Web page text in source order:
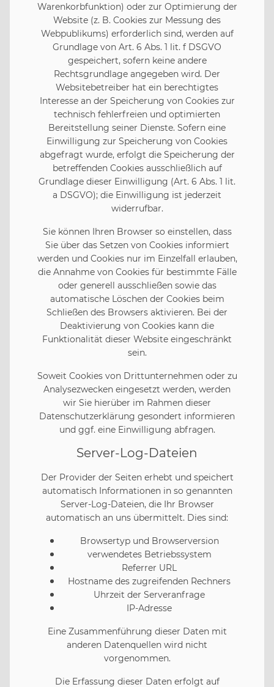
Warenkorbfunktion) oder zur Optimierung der
Website (z. B. Cookies zur Messung des
Webpublikums) erforderlich sind, werden auf
Grundlage von Art. 6 Abs. 1 lit. f DSGVO
gespeichert, sofern keine andere
Rechtsgrundlage angegeben wird. Der
Websitebetreiber hat ein berechtigtes
Interesse an der Speicherung von Cookies zur
technisch fehlerfreien und optimierten
Bereitstellung seiner Dienste. Sofern eine
Einwilligung zur Speicherung von Cookies
abgefragt wurde, erfolgt die Speicherung der
betreffenden Cookies ausschließlich auf
Grundlage dieser Einwilligung (Art. 6 Abs. 1 lit.
a DSGVO); die Einwilligung ist jederzeit
widerrufbar.
Sie können Ihren Browser so einstellen, dass
Sie über das Setzen von Cookies informiert
werden und Cookies nur im Einzelfall erlauben,
die Annahme von Cookies für bestimmte Fälle
oder generell ausschließen sowie das
automatische Löschen der Cookies beim
Schließen des Browsers aktivieren. Bei der
Deaktivierung von Cookies kann die
Funktionalität dieser Website eingeschränkt
sein.
Soweit Cookies von Drittunternehmen oder zu
Analysezwecken eingesetzt werden, werden
wir Sie hierüber im Rahmen dieser
Datenschutzerklärung gesondert informieren
und ggf. eine Einwilligung abfragen.
Server-Log-Dateien
Der Provider der Seiten erhebt und speichert
automatisch Informationen in so genannten
Server-Log-Dateien, die Ihr Browser
automatisch an uns übermittelt. Dies sind:
Browsertyp und Browserversion
verwendetes Betriebssystem
Referrer URL
Hostname des zugreifenden Rechners
Uhrzeit der Serveranfrage
IP-Adresse
Eine Zusammenführung dieser Daten mit
anderen Datenquellen wird nicht
vorgenommen.
Die Erfassung dieser Daten erfolgt auf